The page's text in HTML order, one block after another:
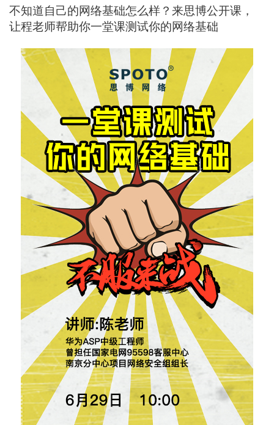
不知道自己的网络基础怎么样？来思博公开课，
让程老师帮助你一堂课测试你的网络基础